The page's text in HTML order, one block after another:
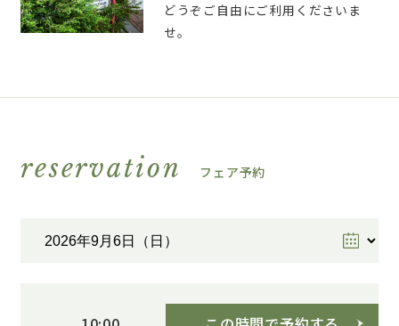
どうぞご自由にご利用くださいま
せ。
reservation フェア予約